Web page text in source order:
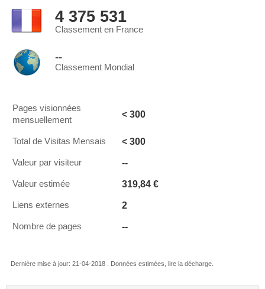
4 375 531
Classement en France
--
Classement Mondial
Pages visionnées
mensuellement
< 300
Total de Visitas Mensais < 300
Valeur par visiteur --
Valeur estimée 319,84 €
Liens externes 2
Nombre de pages --
Dernière mise à jour: 21-04-2018 . Données estimées, lire la décharge.